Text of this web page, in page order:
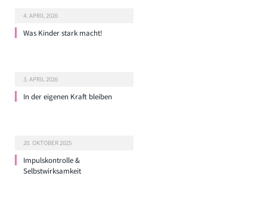
4. APRIL 2026
Was Kinder stark macht!
3. APRIL 2026
In der eigenen Kraft bleiben
20. OKTOBER 2025
Impulskontrolle &
Selbstwirksamkeit